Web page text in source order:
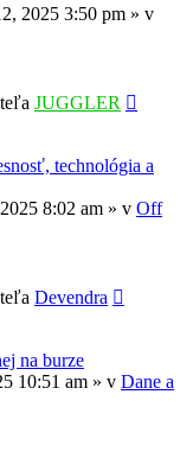
2025 3:50 pm » v
JUGGLER
technológia a
8:02 am » v Off
Devendra
na burze
10:51 am » v Dane a